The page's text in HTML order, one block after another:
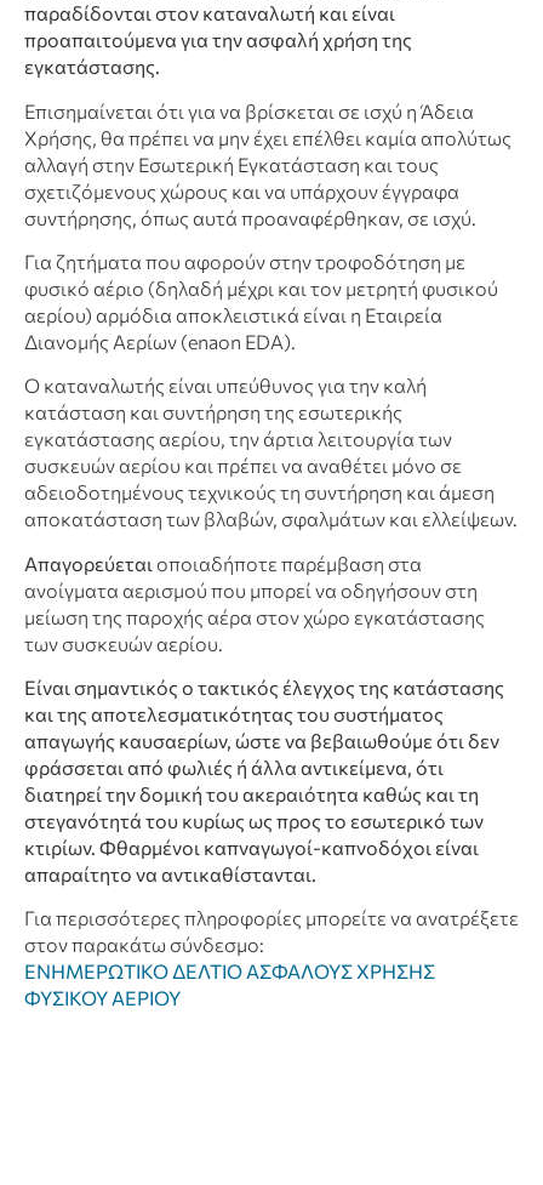
παραδίδονται στον καταναλωτή και είναι
προαπαιτούμενα για την ασφαλή χρήση της
εγκατάστασης.
Επισημαίνεται ότι για να βρίσκεται σε ισχύ η Άδεια
Χρήσης, θα πρέπει να μην έχει επέλθει καμία απολύτως
αλλαγή στην Εσωτερική Εγκατάσταση και τους
σχετιζόμενους χώρους και να υπάρχουν έγγραφα
συντήρησης, όπως αυτά προαναφέρθηκαν, σε ισχύ.
Για ζητήματα που αφορούν στην τροφοδότηση με
φυσικό αέριο (δηλαδή μέχρι και τον μετρητή φυσικού
αερίου) αρμόδια αποκλειστικά είναι η Εταιρεία
Διανομής Αερίων (enaon EDA).
Ο καταναλωτής είναι υπεύθυνος για την καλή
κατάσταση και συντήρηση της εσωτερικής
εγκατάστασης αερίου, την άρτια λειτουργία των
συσκευών αερίου και πρέπει να αναθέτει μόνο σε
αδειοδοτημένους τεχνικούς τη συντήρηση και άμεση
αποκατάσταση των βλαβών, σφαλμάτων και ελλείψεων.
Απαγορεύεται οποιαδήποτε παρέμβαση στα
ανοίγματα αερισμού που μπορεί να οδηγήσουν στη
μείωση της παροχής αέρα στον χώρο εγκατάστασης
των συσκευών αερίου.
Είναι σημαντικός ο τακτικός έλεγχος της κατάστασης
και της αποτελεσματικότητας του συστήματος
απαγωγής καυσαερίων, ώστε να βεβαιωθούμε ότι δεν
φράσσεται από φωλιές ή άλλα αντικείμενα, ότι
διατηρεί την δομική του ακεραιότητα καθώς και τη
στεγανότητά του κυρίως ως προς το εσωτερικό των
κτιρίων. Φθαρμένοι καπναγωγοί-καπνοδόχοι είναι
απαραίτητο να αντικαθίστανται.
Για περισσότερες πληροφορίες μπορείτε να ανατρέξετε
στον παρακάτω σύνδεσμο:
ΕΝΗΜΕΡΩΤΙΚΟ ΔΕΛΤΙΟ ΑΣΦΑΛΟΥΣ ΧΡΗΣΗΣ
ΦΥΣΙΚΟΥ ΑΕΡΙΟΥ